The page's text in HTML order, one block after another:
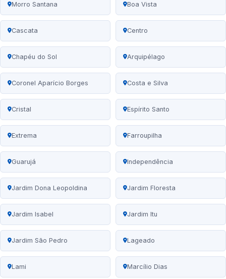
Morro Santana Boa Vista
Cascata Centro
Chapéu do Sol Arquipélago
Coronel Aparício Borges Costa e Silva
Cristal Espírito Santo
Extrema Farroupilha
Guarujá Independência
Jardim Dona Leopoldina Jardim Floresta
Jardim Isabel Jardim Itu
Jardim São Pedro Lageado
Lami Marcílio Dias